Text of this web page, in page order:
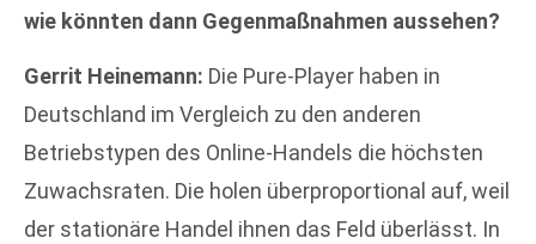
wie könnten dann Gegenmaßnahmen aussehen?
Gerrit Heinemann: Die Pure-Player haben in
Deutschland im Vergleich zu den anderen
Betriebstypen des Online-Handels die höchsten
Zuwachsraten. Die holen überproportional auf, weil
der stationäre Handel ihnen das Feld überlässt. In